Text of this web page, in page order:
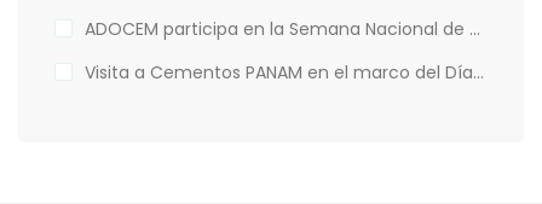
ADOCEM participa en la Semana Nacional de Financiamiento Climático
Visita a Cementos PANAM en el marco del Día Mundial del Medio Ambiente